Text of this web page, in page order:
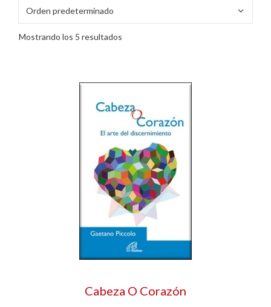
Mostrando los 5 resultados
Cabeza O Corazón